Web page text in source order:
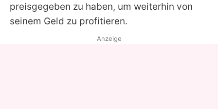
preisgegeben zu haben, um weiterhin von
seinem Geld zu profitieren.
Anzeige